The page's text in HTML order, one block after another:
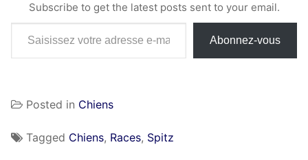
Subscribe to get the latest posts sent to your email.
Saisissez votre adresse e-mail…
Abonnez-vous
Posted in Chiens
Tagged Chiens, Races, Spitz